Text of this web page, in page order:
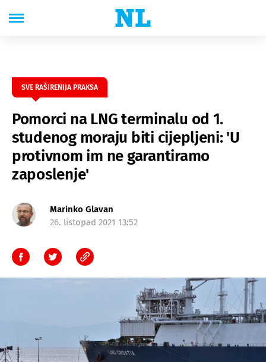
SVE RAŠIRENIJA PRAKSA
Pomorci na LNG terminalu od 1.
studenog moraju biti cijepljeni: 'U
protivnom im ne garantiramo
zaposlenje'
Marinko Glavan
26. listopad 2021 13:52